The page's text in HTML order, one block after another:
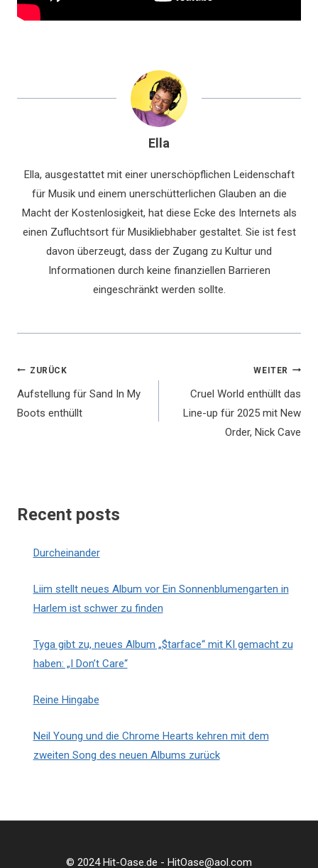
Ella
Ella, ausgestattet mit einer unerschöpflichen Leidenschaft
für Musik und einem unerschütterlichen Glauben an die
Macht der Kostenlosigkeit, hat diese Ecke des Internets als
einen Zufluchtsort für Musikliebhaber gestaltet. Sie ist fest
davon überzeugt, dass der Zugang zu Kultur und
Informationen durch keine finanziellen Barrieren
eingeschränkt werden sollte.
Beitragsnavigation
ZURÜCK
Aufstellung für Sand In My
Boots enthüllt
WEITER
Cruel World enthüllt das
Line-up für 2025 mit New
Order, Nick Cave
Recent posts
Durcheinander
Liim stellt neues Album vor Ein Sonnenblumengarten in
Harlem ist schwer zu finden
Tyga gibt zu, neues Album „$tarface“ mit KI gemacht zu
haben: „I Don’t Care“
Reine Hingabe
Neil Young und die Chrome Hearts kehren mit dem
zweiten Song des neuen Albums zurück
© 2024 Hit-Oase.de - HitOase@aol.com